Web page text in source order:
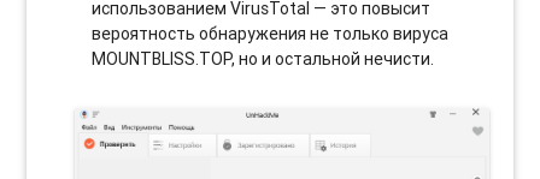
использованием VirusTotal — это повысит
вероятность обнаружения не только вируса
MOUNTBLISS.TOP, но и остальной нечисти.